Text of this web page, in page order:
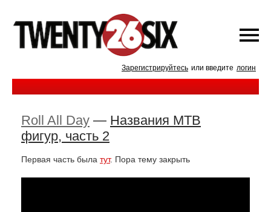
Зарегистрируйтесь или введите логин
Roll All Day — Названия MTB
фигур, часть 2
Первая часть была тут. Пора тему закрыть